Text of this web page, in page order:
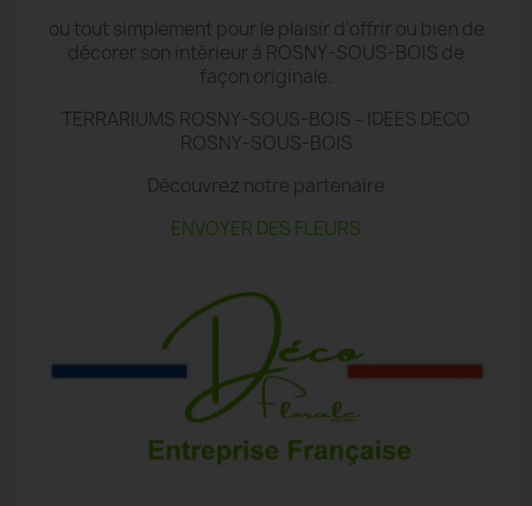
ou tout simplement pour le plaisir d'offrir ou bien de
décorer son intérieur à ROSNY-SOUS-BOIS de
façon originale.
TERRARIUMS ROSNY-SOUS-BOIS - IDEES DECO
ROSNY-SOUS-BOIS
Découvrez notre partenaire
ENVOYER DES FLEURS